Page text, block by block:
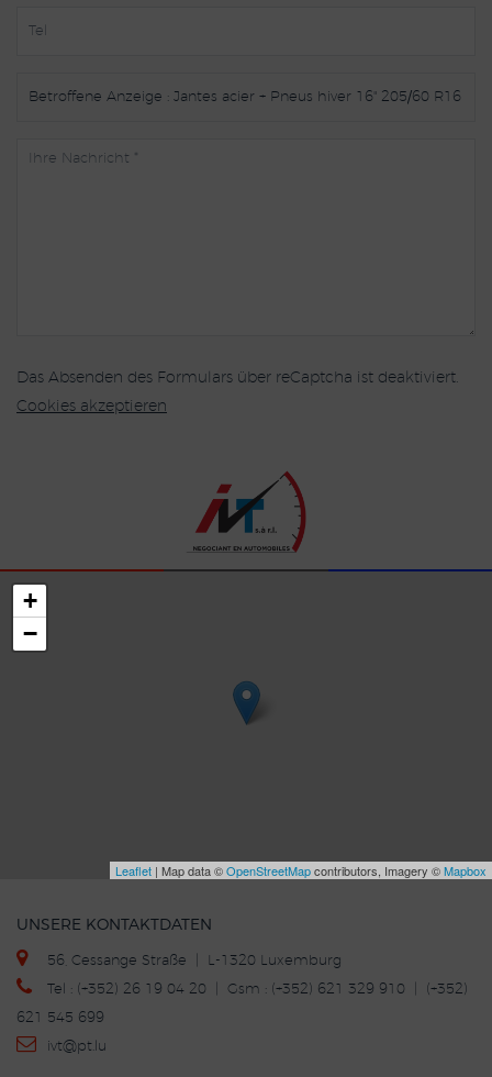
Das Absenden des Formulars über reCaptcha ist deaktiviert.
Cookies akzeptieren
+
−
Leaflet | Map data ©OpenStreetMapcontributors, Imagery ©Mapbox
UNSERE KONTAKTDATEN
56, Cessange Straße | L-1320 Luxemburg
Tel : (+352) 26 19 04 20 | Gsm : (+352) 621 329 910 | (+352)
621 545 699
ivt@pt.lu